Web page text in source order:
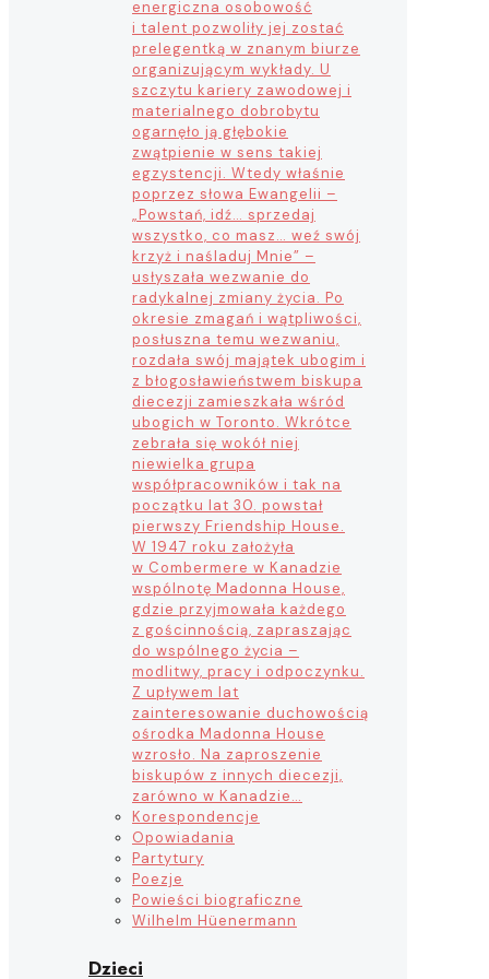
energiczna osobowość
i talent pozwoliły jej zostać
prelegentką w znanym biurze
organizującym wykłady. U
szczytu kariery zawodowej i
materialnego dobrobytu
ogarnęło ją głębokie
zwątpienie w sens takiej
egzystencji. Wtedy właśnie
poprzez słowa Ewangelii –
„Powstań, idź… sprzedaj
wszystko, co masz… weź swój
krzyż i naśladuj Mnie” –
usłyszała wezwanie do
radykalnej zmiany życia. Po
okresie zmagań i wątpliwości,
posłuszna temu wezwaniu,
rozdała swój majątek ubogim i
z błogosławieństwem biskupa
diecezji zamieszkała wśród
ubogich w Toronto. Wkrótce
zebrała się wokół niej
niewielka grupa
współpracowników i tak na
początku lat 30. powstał
pierwszy Friendship House.
W 1947 roku założyła
w Combermere w Kanadzie
wspólnotę Madonna House,
gdzie przyjmowała każdego
z gościnnością, zapraszając
do wspólnego życia –
modlitwy, pracy i odpoczynku.
Z upływem lat
zainteresowanie duchowością
ośrodka Madonna House
wzrosło. Na zaproszenie
biskupów z innych diecezji,
zarówno w Kanadzie…
Korespondencje
Opowiadania
Partytury
Poezje
Powieści biograficzne
Wilhelm Hüenermann
Dzieci